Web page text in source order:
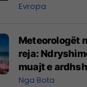
Evropa
Meteorologët
reja:
muajt e
pazakontë
Nga Bota